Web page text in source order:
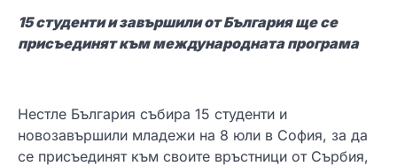
15 студенти и завършили от България ще се
присъединят към международната програма
Нестле България събира 15 студенти и
новозавършили младежи на 8 юли в София, за да
се присъединят към своите връстници от Сърбия,